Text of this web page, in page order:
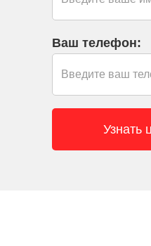
Ваш телефон: